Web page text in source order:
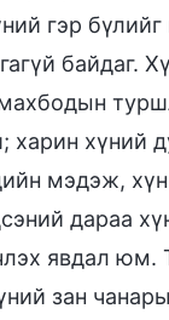
гэр
байдаг.
хүний
мэдэж,
дараа
явдал юм.
зан